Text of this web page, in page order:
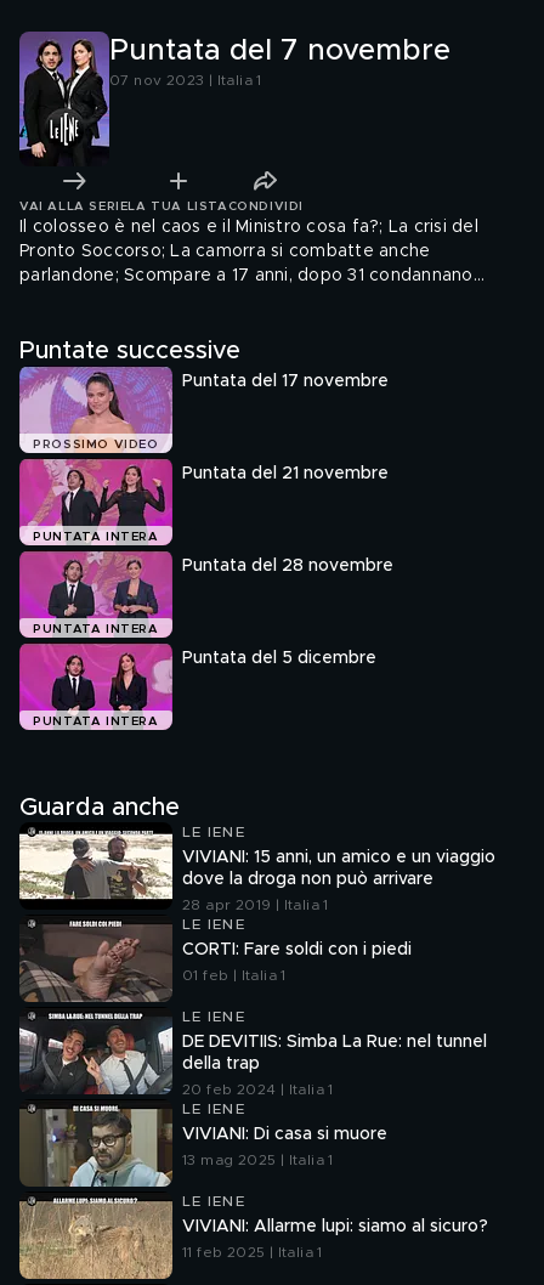
Puntata del 7 novembre
07 nov 2023 | Italia 1
VAI ALLA SERIE LA TUA LISTA CONDIVIDI
Il colosseo è nel caos e il Ministro cosa fa?; La crisi del
Pronto Soccorso; La camorra si combatte anche
parlandone; Scompare a 17 anni, dopo 31 condannano
scoprire; I maltrattamenti dei levrieri in Spagna; Scarica
barile all'italiana; Una piccola Sanpa negli USA
Puntate successive
PROSSIMO VIDEO
Puntata del 17 novembre
PUNTATA INTERA
Puntata del 21 novembre
PUNTATA INTERA
Puntata del 28 novembre
PUNTATA INTERA
Puntata del 5 dicembre
Guarda anche
LE IENE
VIVIANI: 15 anni, un amico e un viaggio
dove la droga non può arrivare
28 apr 2019 | Italia 1
LE IENE
CORTI: Fare soldi con i piedi
01 feb | Italia 1
LE IENE
DE DEVITIIS: Simba La Rue: nel tunnel
della trap
20 feb 2024 | Italia 1
LE IENE
VIVIANI: Di casa si muore
13 mag 2025 | Italia 1
LE IENE
VIVIANI: Allarme lupi: siamo al sicuro?
11 feb 2025 | Italia 1